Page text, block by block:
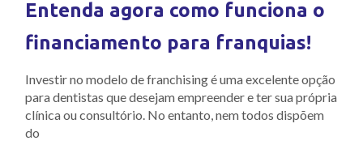
Entenda agora como funciona o
financiamento para franquias!
Investir no modelo de franchising é uma excelente opção
para dentistas que desejam empreender e ter sua própria
clínica ou consultório. No entanto, nem todos dispõem
do